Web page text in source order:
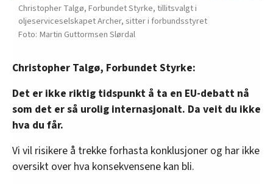
Christopher Talgø, Forbundet Styrke, tillitsvalgt i
oljeserviceselskapet Archer, sitter i forbundsstyret
Martin Guttormsen Slørdal
Christopher Talgø, Forbundet Styrke:
Det er ikke riktig tidspunkt å ta en EU-debatt nå
som det er så urolig internasjonalt. Da veit du ikke
hva du får.
Vi vil risikere å trekke forhasta konklusjoner og har ikke
oversikt over hva konsekvensene kan bli.